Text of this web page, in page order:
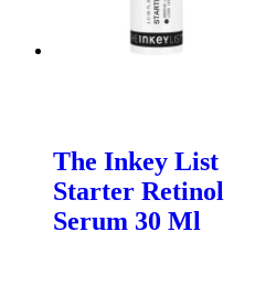
The Inkey List
Starter Retinol
Serum 30 Ml